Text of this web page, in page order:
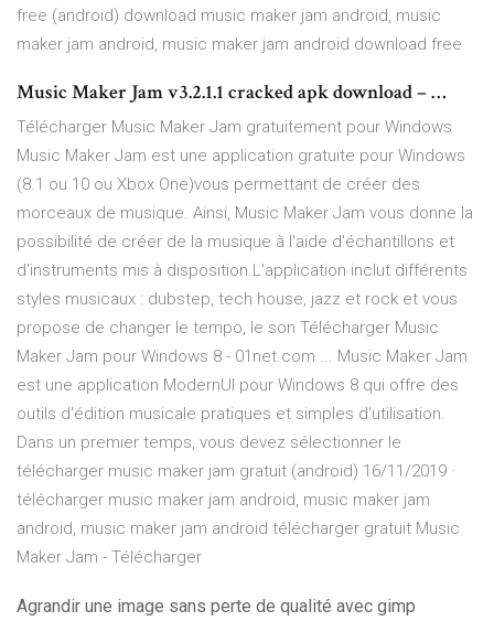
free (android) download music maker jam android, music
maker jam android, music maker jam android download free
Music Maker Jam v3.2.1.1 cracked apk download – …
Télécharger Music Maker Jam gratuitement pour Windows
Music Maker Jam est une application gratuite pour Windows
(8.1 ou 10 ou Xbox One)vous permettant de créer des
morceaux de musique. Ainsi, Music Maker Jam vous donne la
possibilité de créer de la musique à l'aide d'échantillons et
d'instruments mis à disposition.L'application inclut différents
styles musicaux : dubstep, tech house, jazz et rock et vous
propose de changer le tempo, le son Télécharger Music
Maker Jam pour Windows 8 - 01net.com ... Music Maker Jam
est une application ModernUI pour Windows 8 qui offre des
outils d'édition musicale pratiques et simples d'utilisation.
Dans un premier temps, vous devez sélectionner le
télécharger music maker jam gratuit (android) 16/11/2019 ·
télécharger music maker jam android, music maker jam
android, music maker jam android télécharger gratuit Music
Maker Jam - Télécharger
Agrandir une image sans perte de qualité avec gimp